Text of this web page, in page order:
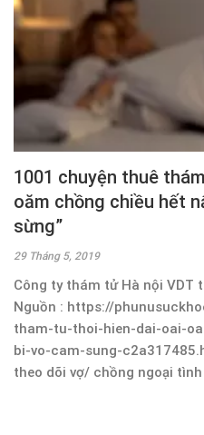
1001 chuyện thuê
oăm chồng chiều hết
sừng”
29 Tháng 5, 2019
Công ty thám tử Hà nội VDT
Nguồn : https://
tham-tu-thoi-hien-dai-oai-
bi-vo-cam-sung-
theo dõi vợ/ chồng ngoại